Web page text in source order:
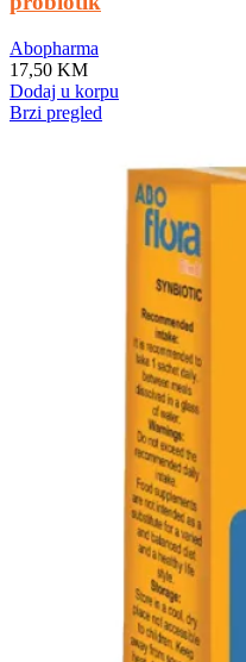
Abopharma
17,50 KM
Dodaj u korpu
Brzi pregled